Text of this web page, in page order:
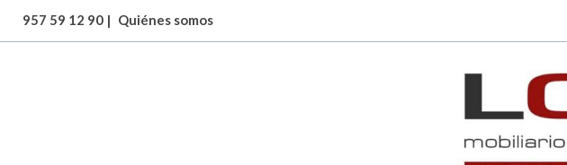
957 59 12 90 | Quiénes somos